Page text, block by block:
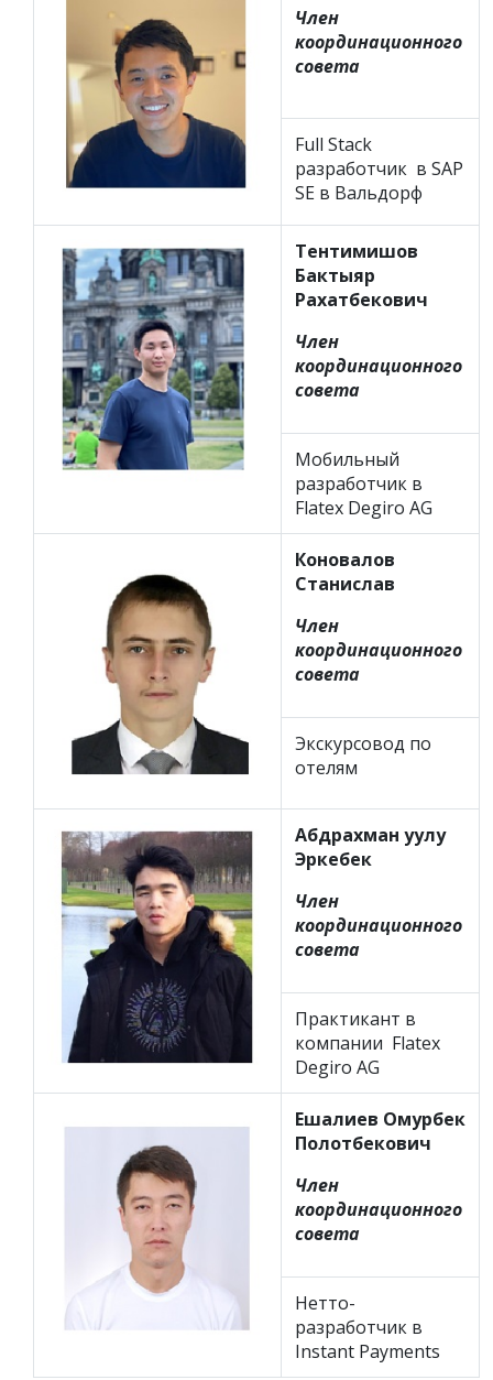
Член
координационного
совета
Full Stack
разработчик в SAP
SE в Вальдорф
Тентимишов
Бактыяр
Рахатбекович
Член
координационного
совета
Мобильный
разработчик в
Flatex Degiro AG
Коновалов
Станислав
Член
координационного
совета
Экскурсовод по
отелям
Абдрахман уулу
Эркебек
Член
координационного
совета
Практикант в
компании Flatex
Degiro AG
Ешалиев Омурбек
Полотбекович
Член
координационного
совета
Нетто-
разработчик в
Instant Payments